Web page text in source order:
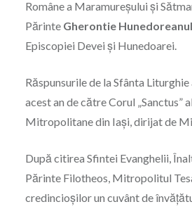
Române a Maramureşului şi
Părinte Gherontie Hunedoreanul
Episcopiei Devei şi Hunedoarei.
Răspunsurile de la Sfânta
acest an de către Corul „Sanctus”
Mitropolitane din Iași, dirijat de
După citirea Sfintei Evanghelii,
Părinte Filotheos, Mitropolitul
credincioșilor un cuvânt de